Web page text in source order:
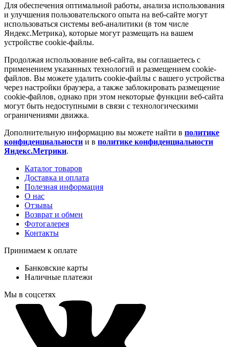
Для обеспечения оптимальной работы, анализа использования
и улучшения пользовательского опыта на веб-сайте могут
использоваться системы веб-аналитики (в том числе
Яндекс.Метрика), которые могут размещать на вашем
устройстве cookie-файлы.
Продолжая использование веб-сайта, вы соглашаетесь с
применением указанных технологий и размещением cookie-
файлов. Вы можете удалить cookie-файлы с вашего устройства
через настройки браузера, а также заблокировать размещение
cookie-файлов, однако при этом некоторые функции веб-сайта
могут быть недоступными в связи с технологическими
ограничениями движка.
Дополнительную информацию вы можете найти в политике
конфиденциальности и в политике конфиденциальности
Яндекс.Метрики.
Каталог товаров
Доставка и оплата
Полезная информация
О нас
Отзывы
Возврат и обмен
Фотогалерея
Контакты
Принимаем к оплате
Банковские карты
Наличные платежи
Мы в соцсетях